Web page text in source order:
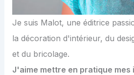
Je suis Malot, une éditrice
la décoration d'intérieur, du
et du bricolage.
J'aime mettre en pratique mes